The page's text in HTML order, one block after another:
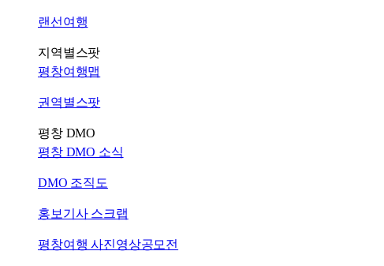
랜선여행
지역별스팟
평창여행맵
권역별스팟
평창 DMO
평창 DMO 소식
DMO 조직도
홍보기사 스크랩
평창여행 사진영상공모전